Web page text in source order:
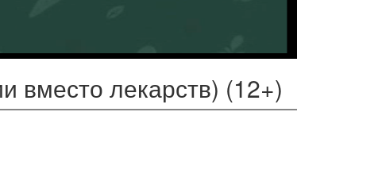
вместо лекарств) (12+)